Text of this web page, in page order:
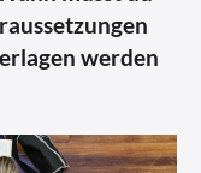
werden